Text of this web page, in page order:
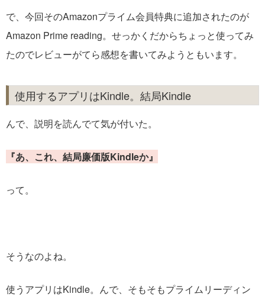
で、今回そのAmazonプライム会員特典に追加されたのが
Amazon Prime reading。せっかくだからちょっと使ってみ
たのでレビューがてら感想を書いてみようともいます。
使用するアプリはKindle。結局Kindle
んで、説明を読んでて気が付いた。
『あ、これ、結局廉価版Kindleか』
って。
そうなのよね。
使うアプリはKindle。んで、そもそもプライムリーディン